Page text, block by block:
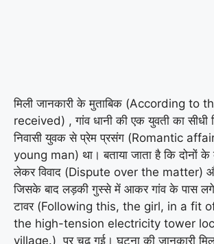
मिली जानकारी के मुताबिक (According to
received) , गांव धानी की एक युवती का
निवासी युवक से प्रेम प्रसंग (Romantic
young man) था। बताया जाता है कि दोनों के
लेकर विवाद (Dispute over the matter)
जिसके बाद लड़की गुस्से में आकर गांव के पास लगे
टावर (Following this, the girl, in a fit
the high-tension electricity tower
village.) पर चढ़ गई। घटना की जानकारी